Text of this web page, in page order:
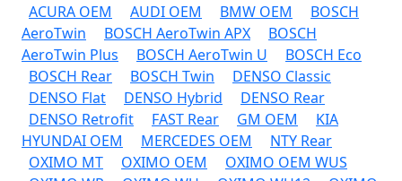
ACURA OEM AUDI OEM BMW OEM
BOSCH
AeroTwin
BOSCH AeroTwin APX
BOSCH
AeroTwin Plus
BOSCH AeroTwin U
BOSCH Eco
BOSCH Rear
BOSCH Twin
DENSO Classic
DENSO Flat
DENSO Hybrid
DENSO Rear
DENSO Retrofit
FAST Rear GM OEM
KIA
HYUNDAI OEM
MERCEDES OEM
NTY Rear
OXIMO MT
OXIMO OEM
OXIMO OEM WUS